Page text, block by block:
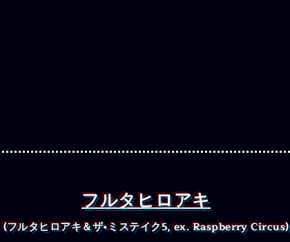
フルタヒロアキ
(フルタヒロアキ＆ザ•ミステイク5, ex. Raspberry Circus)